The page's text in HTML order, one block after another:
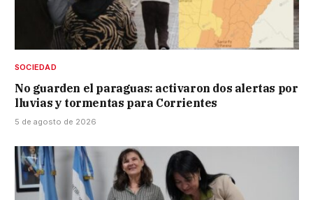
SOCIEDAD
No guarden el paraguas: activaron dos alertas por
lluvias y tormentas para Corrientes
5 de agosto de 2026